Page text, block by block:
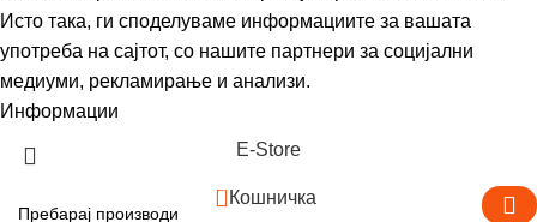
Исто така, ги споделуваме информациите за вашата
употреба на сајтот, со нашите партнери за социјални
медиуми, рекламирање и анализи.
Информации
Е-Store
0 Кошничка